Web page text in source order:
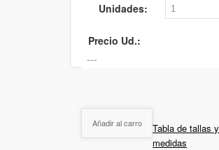
Unidades:
Precio Ud.:
Añadir al carro
Tabla de tallas y
medidas